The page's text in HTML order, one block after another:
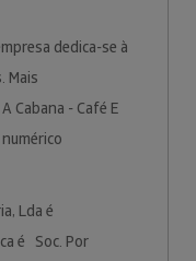
dedica-se à
Mais
Cabana - Café E
Lda é
é Soc. Por